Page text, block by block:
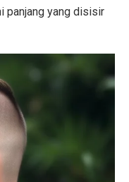
panjang yang disisir